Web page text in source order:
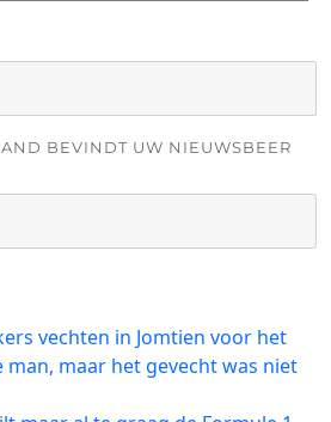
BEVINDT UW NIEUWSBEER
vechten in Jomtien voor het
man, maar het gevecht was niet